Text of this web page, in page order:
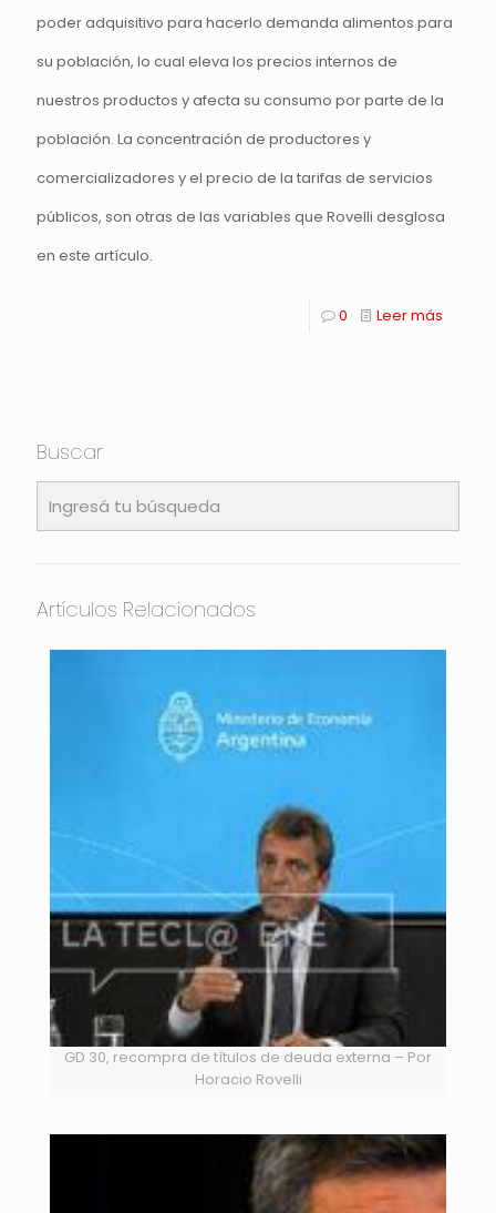
poder adquisitivo para hacerlo demanda alimentos para
su población, lo cual eleva los precios internos de
nuestros productos y afecta su consumo por parte de la
población. La concentración de productores y
comercializadores y el precio de la tarifas de servicios
públicos, son otras de las variables que Rovelli desglosa
en este artículo.
0 Leer más
Buscar
Artículos Relacionados
GD 30, recompra de títulos de deuda externa – Por
Horacio Rovelli